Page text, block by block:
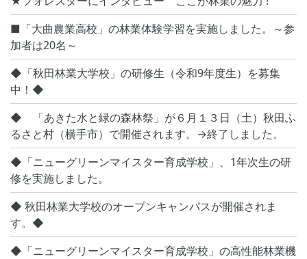
■「大曲農業高校」の林業体験学習を実施しました。～参
加者は20名～
◆「秋田林業大学校」の研修生（令和9年度生）を募集
中！◆
◆ 「あきた水と緑の森林祭」が６月１３日（土）秋田ふ
るさと村（横手市）で開催されます。→終了しました。
◆「ニューグリーンマイスター育成学校」、1年次生の研
修を実施しました。
◆ 秋田林業大学校のオープンキャンパスが開催されま
す。◆
◆「ニューグリーンマイスター育成学校」の高性能林業機